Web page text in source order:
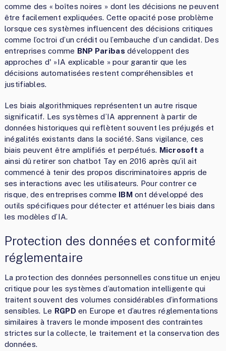
comme des « boîtes noires » dont les décisions ne peuvent
être facilement expliquées. Cette opacité pose problème
lorsque ces systèmes influencent des décisions critiques
comme l’octroi d’un crédit ou l’embauche d’un candidat. Des
entreprises comme BNP Paribas développent des
approches d' »IA explicable » pour garantir que les
décisions automatisées restent compréhensibles et
justifiables.
Les biais algorithmiques représentent un autre risque
significatif. Les systèmes d’IA apprennent à partir de
données historiques qui reflètent souvent les préjugés et
inégalités existants dans la société. Sans vigilance, ces
biais peuvent être amplifiés et perpétués. Microsoft a
ainsi dû retirer son chatbot Tay en 2016 après qu’il ait
commencé à tenir des propos discriminatoires appris de
ses interactions avec les utilisateurs. Pour contrer ce
risque, des entreprises comme IBMont développé des
outils spécifiques pour détecter et atténuer les biais dans
les modèles d’IA.
Protection des données et conformité
réglementaire
La protection des données personnelles constitue un enjeu
critique pour les systèmes d’automation intelligente qui
traitent souvent des volumes considérables d’informations
sensibles. Le RGPD en Europe et d’autres réglementations
similaires à travers le monde imposent des contraintes
strictes sur la collecte, le traitement et la conservation des
données.